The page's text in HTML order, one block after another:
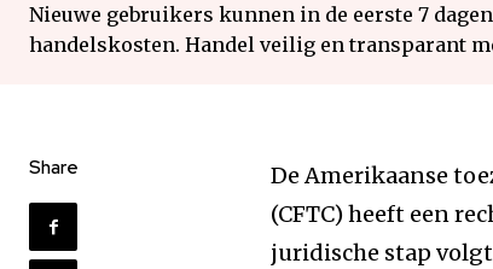
Nieuwe gebruikers kunnen in de eerste 7
handelskosten. Handel veilig en transparant
Share
De Amerikaanse
(CFTC) heeft een
juridische stap